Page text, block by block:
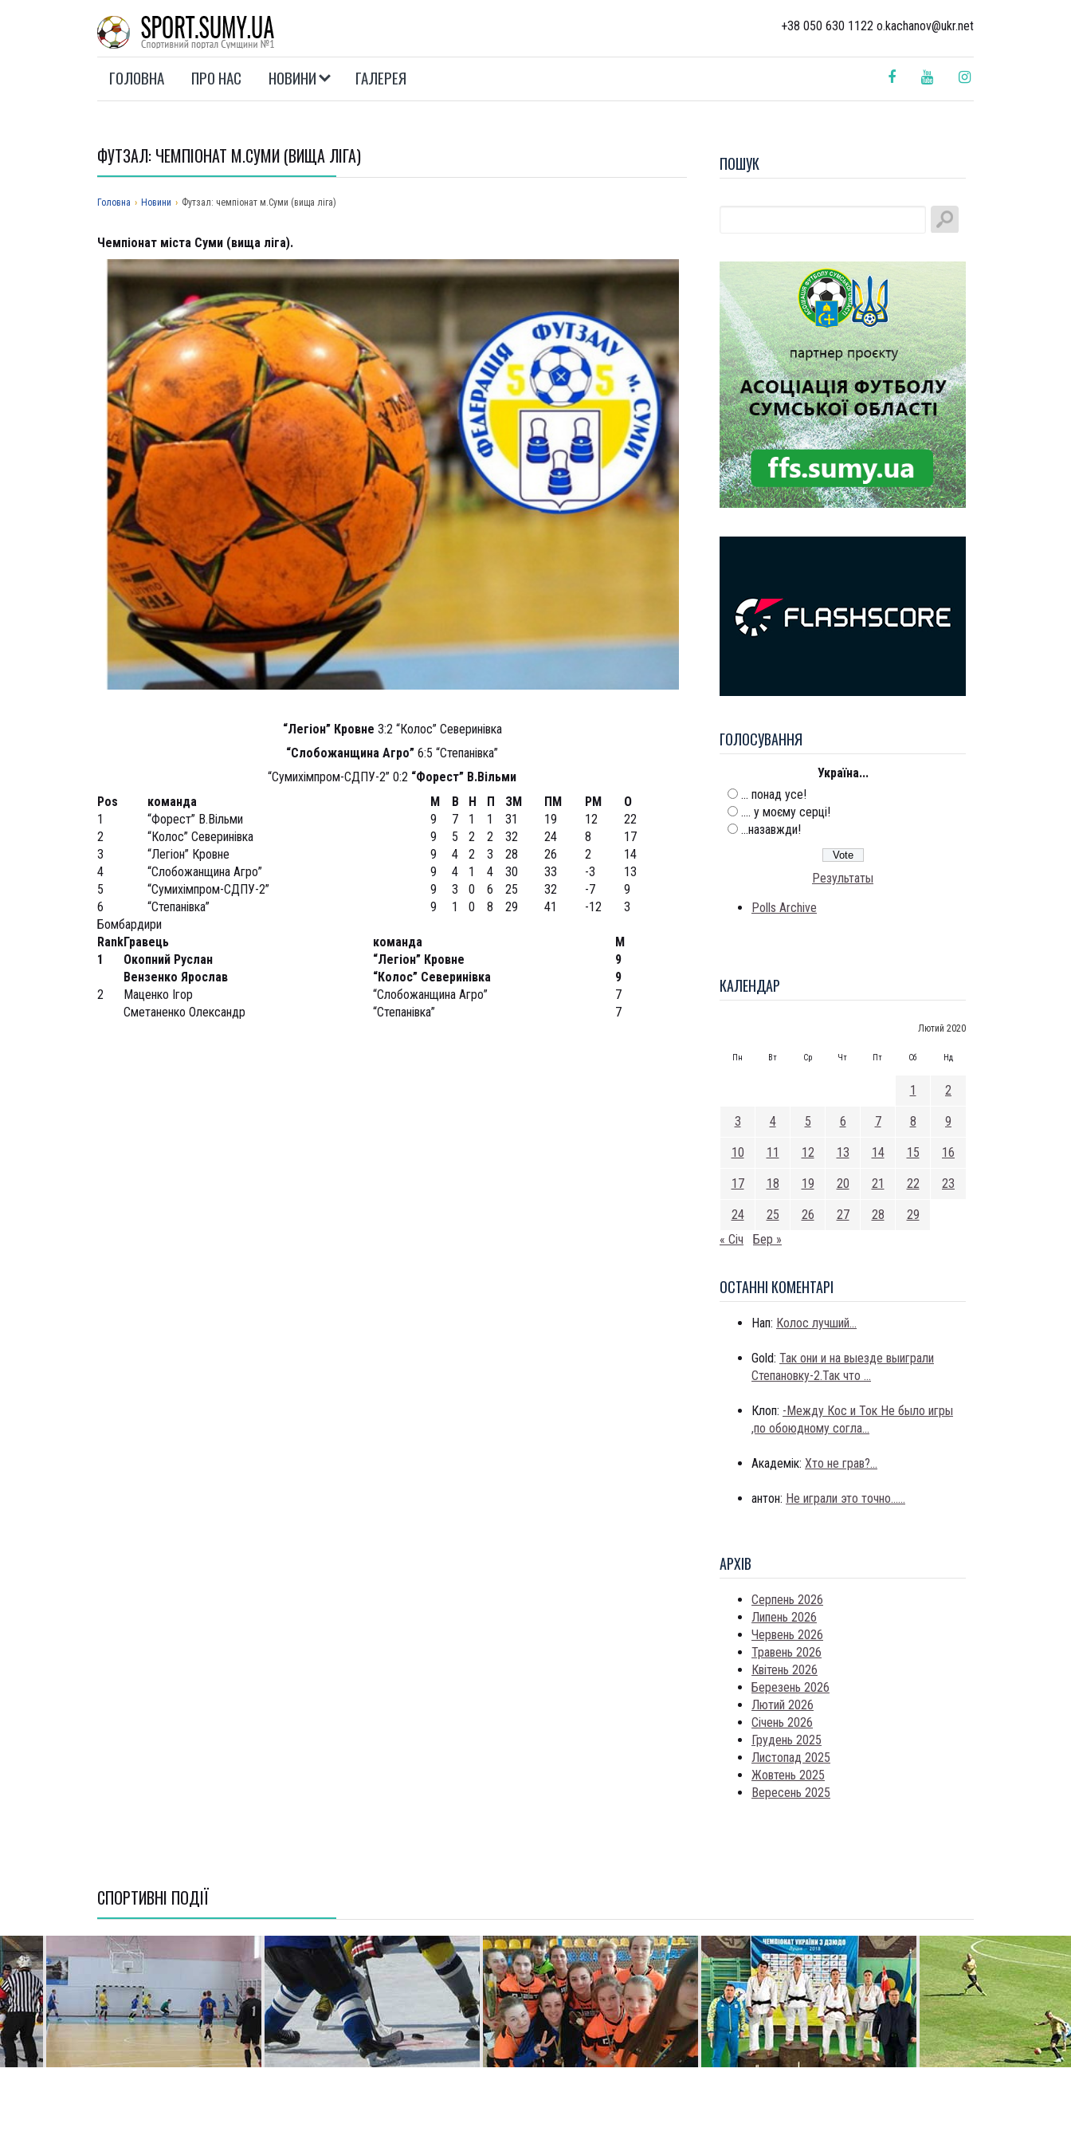
+38 050 630 1122 o.kachanov@ukr.net
ГОЛОВНА ПРО НАС НОВИНИ ГАЛЕРЕЯ
ПОШУК
ГОЛОСУВАННЯ
Україна...
... понад усе!
.... у моєму серці!
...назавжди!
Результаты
Polls Archive
КАЛЕНДАР
Лютий 2020
Пн Вт Ср Чт Пт Сб Нд
1 2
3 4 5 6 7 8 9
10 11 12 13 14 15 16
17 18 19 20 21 22 23
24 25 26 27 28
29
« Січ
Бер »
ОСТАННI КОМЕНТАРI
Нап: Колос лучший...
Gold: Так они и на выезде выиграли
Степановку-2.Так что ...
Клоп: -Между Кос и Ток Не было игры
,по обоюдному согла...
Академік: Хто не грав?...
антон: Не играли это точно......
АРХIВ
Серпень 2026
Липень 2026
Червень 2026
Травень 2026
Квітень 2026
Березень 2026
Лютий 2026
Січень 2026
Грудень 2025
Листопад 2025
Жовтень 2025
Вересень 2025
ФУТЗАЛ: ЧЕМПІОНАТ М.СУМИ (ВИЩА ЛІГА)
Головна › Новини › Футзал: чемпіонат м.Суми (вища ліга)
Чемпіонат міста Суми (вища ліга).
“Легіон” Кровне 3:2 “Колос” Северинівка
“Слобожанщина Агро” 6:5 “Степанівка”
“Сумихімпром-СДПУ-2” 0:2 “Форест” В.Вільми
Pos
команда М В Н П ЗМ ПМ РМ
О
1
“Форест” В.Вільми 9 7 1 1 31 19 12
22
2
“Колос” Северинівка 9 5 2 2 32 24 8
17
3
“Легіон” Кровне 9 4 2 3 28 26 2
14
4
“Слобожанщина Агро” 9 4 1 4 30 33 -3
13
5
“Сумихімпром-СДПУ-2” 9 3 0 6 25 32 -7
9
6
“Степанівка” 9 1 0 8 29 41 -12
3
Бомбардири
RankГравець команда
М
1
Окопний Руслан “Легіон” Кровне
9
Вензенко Ярослав
“Колос” Северинівка
9
2
Маценко Ігор “Слобожанщина Агро”
7
Сметаненко Олександр
“Степанівка” 7
СПОРТИВНI ПОДІЇ